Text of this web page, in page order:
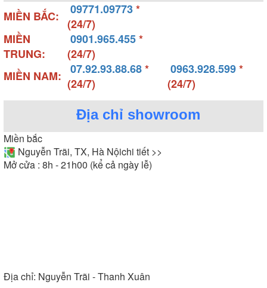
MIỀN BẮC: 09771.09773*
(24/7)
MIỀN
TRUNG:
0901.965.455*
(24/7)
MIỀN NAM:
07.92.93.88.68*
(24/7)
0963.928.599*
(24/7)
Địa chỉ showroom
Miền bắc
Nguyễn Trãi, TX, Hà Nộichi tiết >>
Mở cửa : 8h - 21h00 (kể cả ngày lễ)
Địa chỉ: Nguyễn Trãi - Thanh Xuân